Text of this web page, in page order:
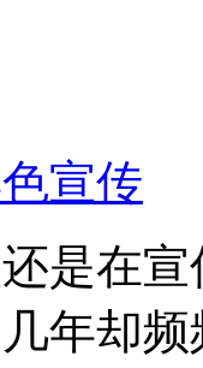
宣传
是在
年却